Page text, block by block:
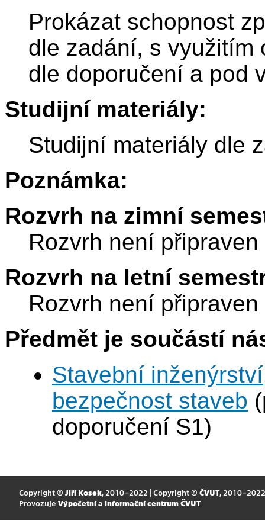
Prokázat schopnost
dle zadání, s využitím
dle doporučení a pod
Studijní materiály:
Studijní materiály dle
Poznámka:
Rozvrh na zimní
Rozvrh není připraven
Rozvrh na letní
Rozvrh není připraven
Předmět je součástí
Stavební
bezpečnost staveb
doporučení S1)
Copyright © Jiří Kosek, 2010–2022 | Copyright © ČVUT, 2010–2022
Provozuje Výpočetní a informační centrum ČVUT